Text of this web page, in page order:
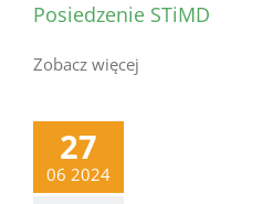
Posiedzenie STiMD
Zobacz więcej
27
06 2024